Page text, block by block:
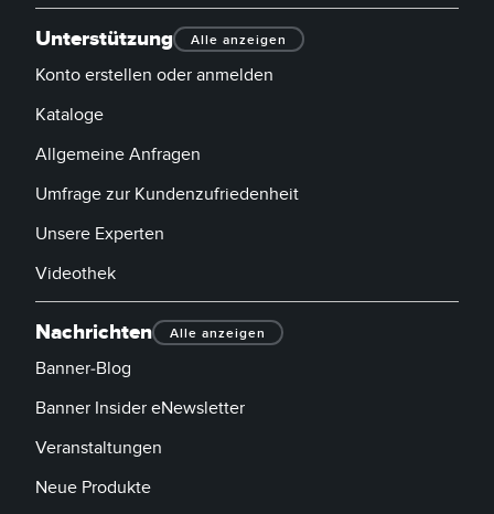
Unterstützung Alle anzeigen
Konto erstellen oder anmelden
Kataloge
Allgemeine Anfragen
Umfrage zur Kundenzufriedenheit
Unsere Experten
Videothek
Nachrichten Alle anzeigen
Banner-Blog
Banner Insider eNewsletter
Veranstaltungen
Neue Produkte